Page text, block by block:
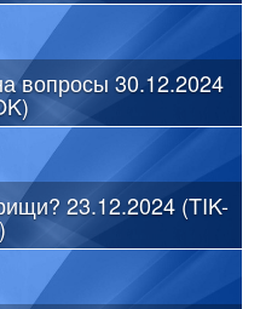
вопросы 30.12.2024
23.12.2024 (TIK-